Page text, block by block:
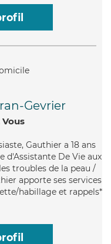
Gevrier
Gauthier a 18 ans
d'Assistante De Vie aux
troubles de la peau /
apporte ses services
habillage et rappels*